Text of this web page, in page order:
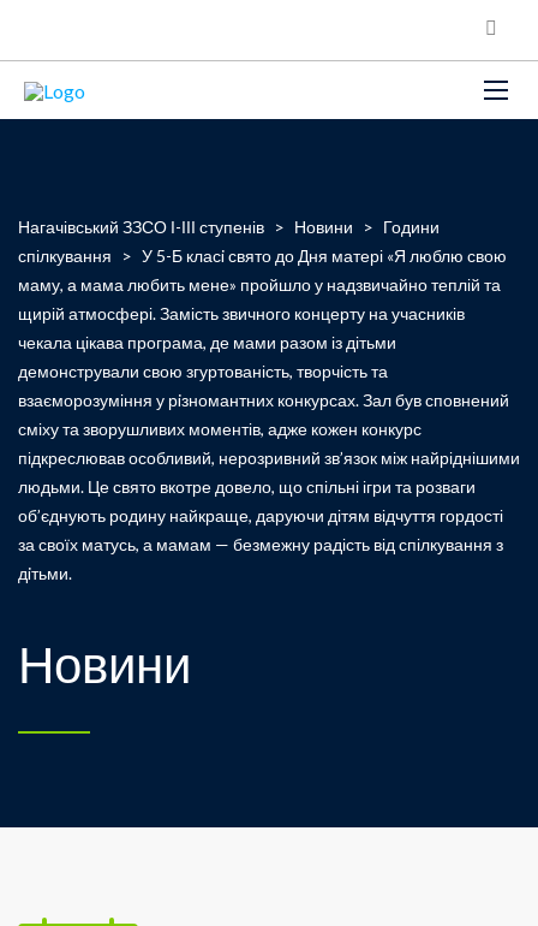
Нагачівський ЗЗСО І-ІІІ ступенів > Новини > Години
спілкування
> У 5-Б класi свято до Дня матері «Я люблю свою
маму, а мама любить мене» пройшло у надзвичайно теплій та
щирій атмосфері. Замість звичного концерту на учасників
чекала цікава програма, де мами разом із дітьми
демонстрували свою згуртованість, творчість та
взаєморозуміння у рiзномантних конкурсах. Зал був сповнений
сміху та зворушливих моментів, адже кожен конкурс
підкреслював особливий, нерозривний зв’язок між найріднішими
людьми. Це свято вкотре довело, що спільні ігри та розваги
об’єднують родину найкраще, даруючи дітям відчуття гордості
за своїх матусь, а мамам — безмежну радість від спілкування з
дiтьми.
Новини